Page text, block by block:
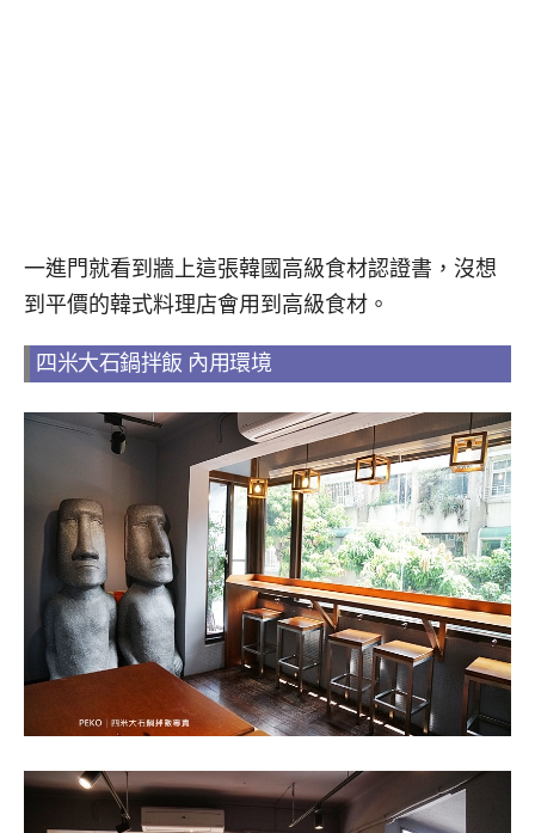
一進門就看到牆上這張韓國高級食材認證書，沒想
到平價的韓式料理店會用到高級食材。
四米大石鍋拌飯 內用環境